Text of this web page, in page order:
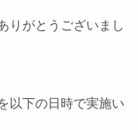
りがとうございまし
以下の日時で実施い